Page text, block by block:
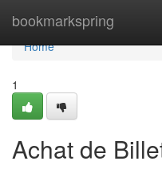
bookmarkspring
Home
Home
1
Achat de